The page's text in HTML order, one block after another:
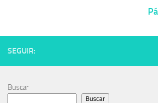
SEGUIR:
Buscar
Buscar